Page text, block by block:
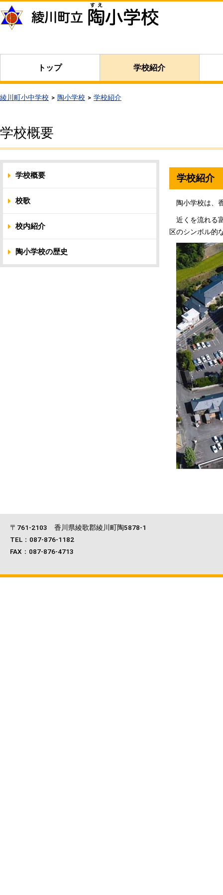
文
動
トップ 学校紹介
綾川町小中学校 陶小学校 学校紹介
学校概要
学校紹介
陶小学校は、
近くを流れる
区のシンボル的
学校概要
校歌
校内紹介
陶小学校の歴史
〒761-2103 香川県綾歌郡綾川町陶5878-1
TEL：087-876-1182
FAX：087-876-4713